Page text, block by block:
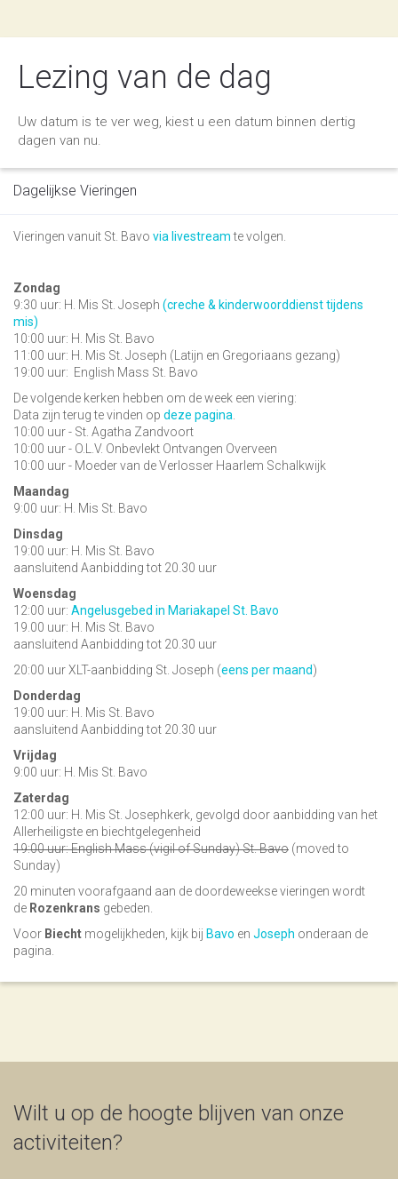
Lezing van de dag
Uw datum is te ver weg, kiest u een datum binnen dertig
dagen van nu.
Dagelijkse Vieringen
Vieringen vanuit St. Bavo via livestreamte volgen.
Zondag
9:30 uur: H. Mis St. Joseph (creche & kinderwoorddienst tijdens
mis)
10:00 uur: H. Mis St. Bavo
11:00 uur: H. Mis St. Joseph (Latijn en Gregoriaans gezang)
19:00 uur: English Mass St. Bavo
De volgende kerken hebben om de week een viering:
Data zijn terug te vinden op deze pagina
10:00 uur - St. Agatha Zandvoort
10:00 uur - O.L.V. Onbevlekt Ontvangen Overveen
10:00 uur - Moeder van de Verlosser Haarlem Schalkwijk
Maandag
9:00 uur: H. Mis St. Bavo
Dinsdag
19:00 uur: H. Mis St. Bavo
aansluitend Aanbidding tot 20.30 uur
Woensdag
12:00 uur: Angelusgebed in Mariakapel St. Bavo
19.00 uur: H. Mis St. Bavo
aansluitend Aanbidding tot 20.30 uur
20:00 uur XLT-aanbidding St. Joseph (eens per maand)
Donderdag
19:00 uur: H. Mis St. Bavo
aansluitend Aanbidding tot 20.30 uur
Vrijdag
9:00 uur: H. Mis St. Bavo
Zaterdag
12:00 uur: H. Mis St. Josephkerk, gevolgd door aanbidding van het
Allerheiligste en biechtgelegenheid
19:00 uur: English Mass (vigil of Sunday) St. Bavo (moved to
Sunday)
20 minuten voorafgaand aan de doordeweekse vieringen wordt
de Rozenkrans gebeden.
Voor Biecht mogelijkheden, kijk bij Bavo en Joseph onderaan de
pagina.
Wilt u op de hoogte blijven van onze
activiteiten?